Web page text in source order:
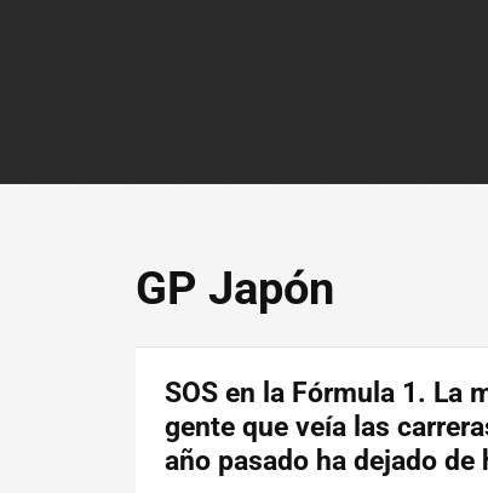
GP Japón
SOS en la Fórmula 1. La
gente que veía las
año pasado ha dejado de